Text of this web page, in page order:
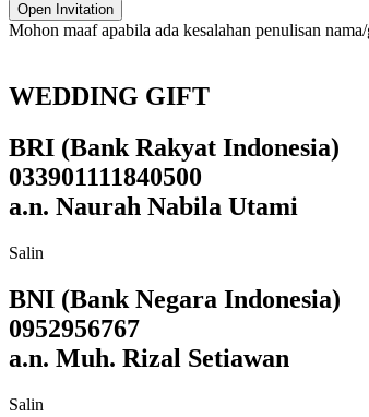
Open Invitation
Mohon maaf apabila ada kesalahan penulisan
WEDDING GIFT
BRI (Bank Rakyat Indonesia)
033901111840500
a.n. Naurah Nabila Utami
Salin
BNI (Bank Negara Indonesia)
0952956767
a.n. Muh. Rizal Setiawan
Salin